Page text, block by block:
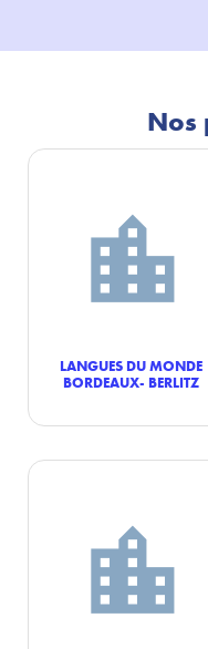
Nos
LANGUES DU MONDE
BORDEAUX- BERLITZ